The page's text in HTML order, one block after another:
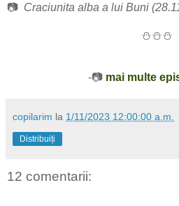
📷 Craciunita alba a lui Buni
⛄⛄⛄
-📷 mai multe
copilarim la 1/11/2023 12:00:00 a.m.
Distribuiți
12 comentarii: